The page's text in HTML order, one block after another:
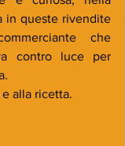
in queste rivendite
che
contro luce per
alla ricetta.